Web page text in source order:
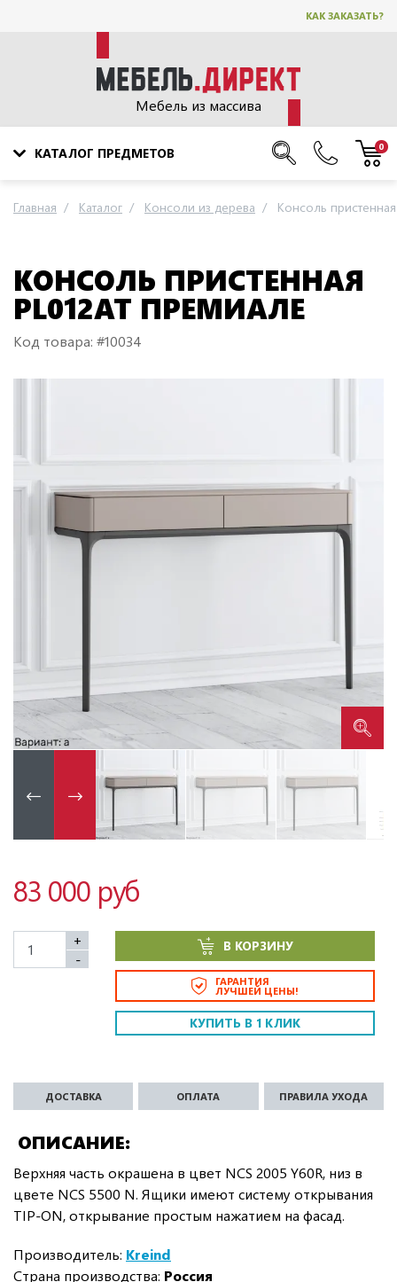
КАК ЗАКАЗАТЬ?
Мебель из массива
КАТАЛОГ ПРЕДМЕТОВ 0
Главная Каталог Консоли из дерева Консоль
КОНСОЛЬ ПРИСТЕННАЯ
PL012AT ПРЕМИАЛЕ
Код товара: #10034
83 000 руб
+
-
В КОРЗИНУ
ГАРАНТИЯ
ЛУЧШЕЙ ЦЕНЫ!
КУПИТЬ В 1 КЛИК
ОПИСАНИЕ
ДОСТАВКА ОПЛАТА ПРАВИЛА УХОДА
Верхняя часть окрашена в цвет NCS 2005 Y60R, низ в
цвете NCS 5500 N. Ящики имеют систему открывания
TIP-ON, открывание простым нажатием на фасад.
Производитель: Kreind
Страна производства: Россия